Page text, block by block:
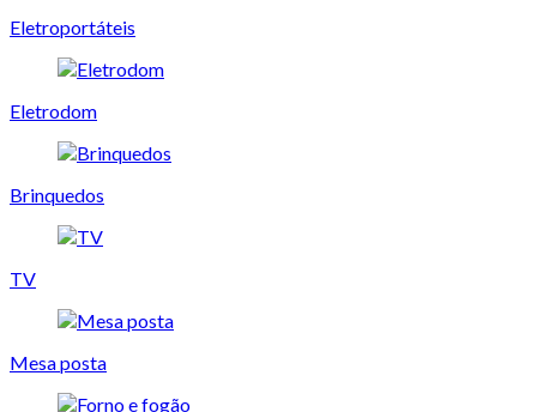
Eletroportáteis
Eletrodom
Brinquedos
TV
Mesa posta